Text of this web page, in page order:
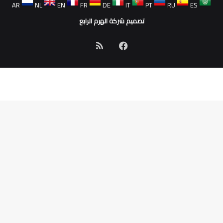
AR
NL EN FR DE IT PT RU
ES
تصميم شركة الهرم الرابع
فيسبوك
الموقع